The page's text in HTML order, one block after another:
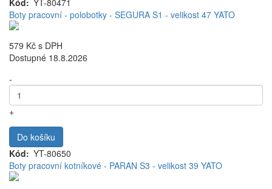
Kód
YT-80471
Boty pracovní - polobotky - SEGURA S1 - velikost 47 YATO
579 Kč s DPH
Dostupné 18.8.2026
-
+
Do košíku
Kód
YT-80650
Boty pracovní kotníkové - PARAN S3 - velikost 39 YATO